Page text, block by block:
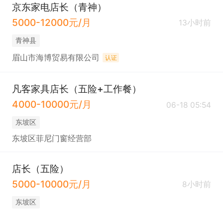
京东家电店长（青神）
5000-12000元/月
13小时前
青神县
眉山市海博贸易有限公司 认证
凡客家具店长（五险+工作餐）
4000-10000元/月
06-18 05:54
东坡区
东坡区菲尼门窗经营部
店长（五险）
5000-10000元/月
8小时前
东坡区